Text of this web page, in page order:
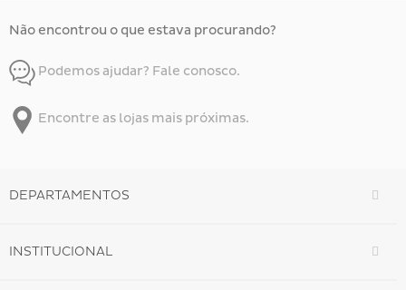
Não encontrou o que estava procurando?
Podemos ajudar? Fale conosco.
Encontre as lojas mais próximas.
DEPARTAMENTOS
INSTITUCIONAL